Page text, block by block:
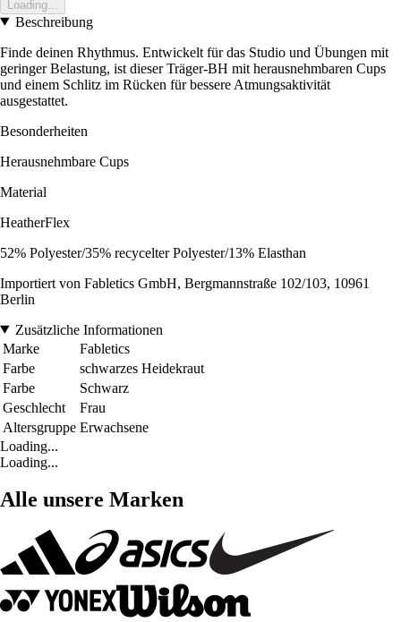
Loading...
Beschreibung
Finde deinen Rhythmus. Entwickelt für das Studio und Übungen mit
geringer Belastung, ist dieser Träger-BH mit herausnehmbaren Cups
und einem Schlitz im Rücken für bessere Atmungsaktivität
ausgestattet.
Besonderheiten
Herausnehmbare Cups
Material
HeatherFlex
52% Polyester/35% recycelter Polyester/13% Elasthan
Importiert von Fabletics GmbH, Bergmannstraße 102/103, 10961
Berlin
Zusätzliche Informationen
Marke
Fabletics
Farbe
schwarzes Heidekraut
Farbe
Schwarz
Geschlecht
Frau
Altersgruppe Erwachsene
Loading...
Loading...
Alle unsere Marken